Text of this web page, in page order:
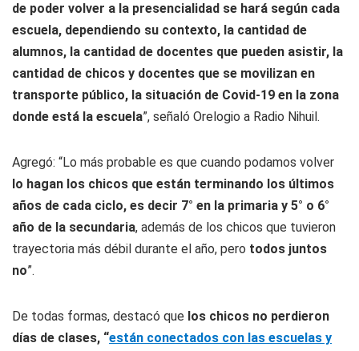
de poder volver a la presencialidad se hará según cada
escuela, dependiendo su contexto, la cantidad de
alumnos, la cantidad de docentes que pueden asistir, la
cantidad de chicos y docentes que se movilizan en
transporte público, la situación de Covid-19 en la zona
donde está la escuela”, señaló Orelogio a Radio Nihuil.
Agregó: “Lo más probable es que cuando podamos volver
lo hagan los chicos que están terminando los últimos
años de cada ciclo, es decir 7° en la primaria y 5° o 6°
año de la secundaria, además de los chicos que tuvieron
trayectoria más débil durante el año, pero todos juntos
no”.
De todas formas, destacó que los chicos no perdieron
días de clases, “están conectados con las escuelas y